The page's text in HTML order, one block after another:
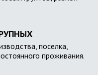
поселка,
проживания.